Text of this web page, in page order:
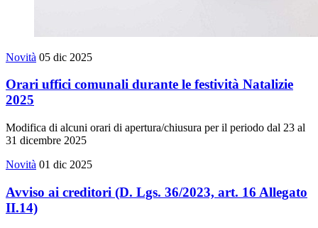
Novità 05 dic 2025
Orari uffici comunali durante le festività Natalizie
2025
Modifica di alcuni orari di apertura/chiusura per il periodo dal 23 al
31 dicembre 2025
Novità 01 dic 2025
Avviso ai creditori (D. Lgs. 36/2023, art. 16 Allegato
II.14)